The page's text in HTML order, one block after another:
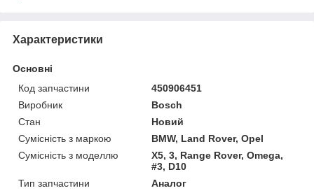
Характеристики
Основні
Код запчастини
450906451
Виробник
Bosch
Стан
Новий
Сумісність з маркою
BMW, Land Rover, Opel
Сумісність з моделлю
X5, 3, Range Rover, Omega,
#3, D10
Тип запчастини
Аналог